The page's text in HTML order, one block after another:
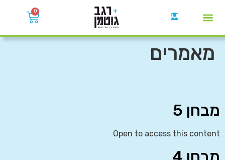
0
מאמרים
מבחן 5
Open to access this content